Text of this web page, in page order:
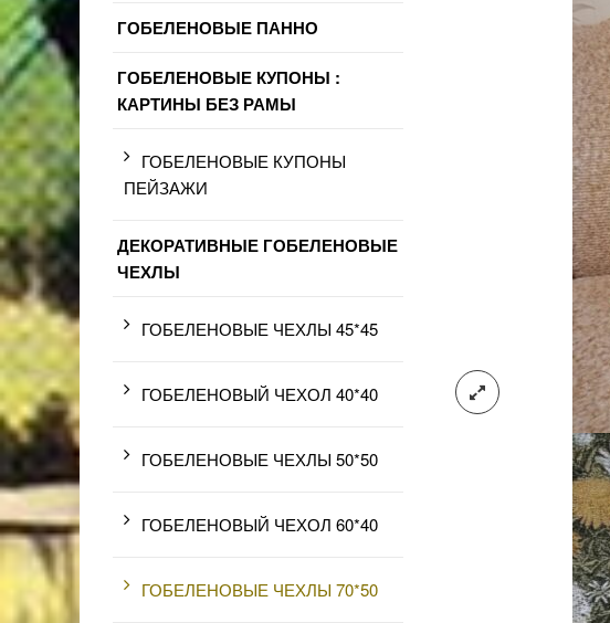
ГОБЕЛЕНОВЫЕ ПАННО
ГОБЕЛЕНОВЫЕ КУПОНЫ :
КАРТИНЫ БЕЗ РАМЫ
ГОБЕЛЕНОВЫЕ КУПОНЫ
ПЕЙЗАЖИ
ДЕКОРАТИВНЫЕ ГОБЕЛЕНОВЫЕ
ЧЕХЛЫ
ГОБЕЛЕНОВЫЕ ЧЕХЛЫ 45*45
ГОБЕЛЕНОВЫЙ ЧЕХОЛ 40*40
ГОБЕЛЕНОВЫЕ ЧЕХЛЫ 50*50
ГОБЕЛЕНОВЫЙ ЧЕХОЛ 60*40
ГОБЕЛЕНОВЫЕ ЧЕХЛЫ 70*50